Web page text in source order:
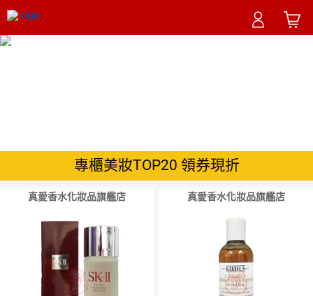
專櫃美妝TOP20 領券現折
真愛香水化妝品旗艦店 真愛香水化妝品旗艦店